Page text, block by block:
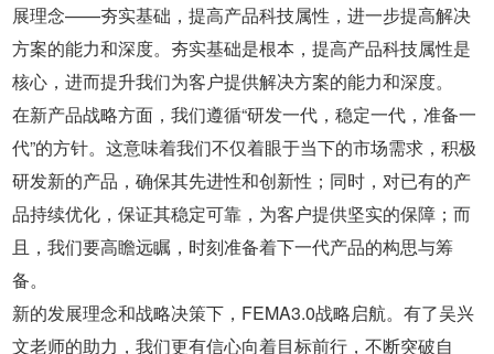
展理念——夯实基础，提高产品科技属性，进一步提高解决
方案的能力和深度。夯实基础是根本，提高产品科技属性是
核心，进而提升我们为客户提供解决方案的能力和深度。
在新产品战略方面，我们遵循“研发一代，稳定一代，准备一
代”的方针。这意味着我们不仅着眼于当下的市场需求，积极
研发新的产品，确保其先进性和创新性；同时，对已有的产
品持续优化，保证其稳定可靠，为客户提供坚实的保障；而
且，我们要高瞻远瞩，时刻准备着下一代产品的构思与筹
备。
新的发展理念和战略决策下，FEMA3.0战略启航。有了吴兴
文老师的助力，我们更有信心向着目标前行，不断突破自